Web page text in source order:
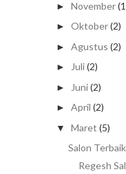
► November
► Oktober(2)
► Agustus (2)
► Juli(2)
► Juni(2)
► April (2)
▼ Maret (5)
Salon
Regesh